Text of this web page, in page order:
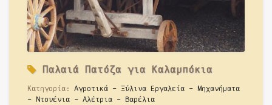
Παλαιά Πατόζα για Καλαμπόκια
Κατηγορία: Αγροτικά - Ξύλινα Εργαλεία - Μηχανήματα
- Ντουένια - Αλέτρια - Βαρέλια